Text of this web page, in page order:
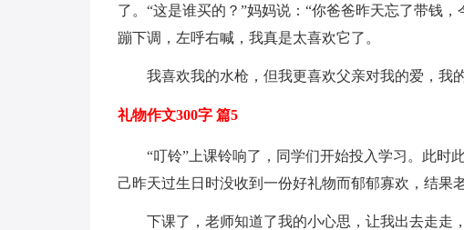
了。“这是谁买的？”妈妈说：“你爸爸昨天忘了带钱
蹦下调，左呼右喊，我真是太喜欢它了。
我喜欢我的水枪，但我更喜欢父亲对我的爱，我
礼物作文300字 篇5
“叮铃”上课铃响了，同学们开始投入学习。此时
己昨天过生日时没收到一份好礼物而郁郁寡欢，结果
下课了，老师知道了我的小心思，让我出去走走